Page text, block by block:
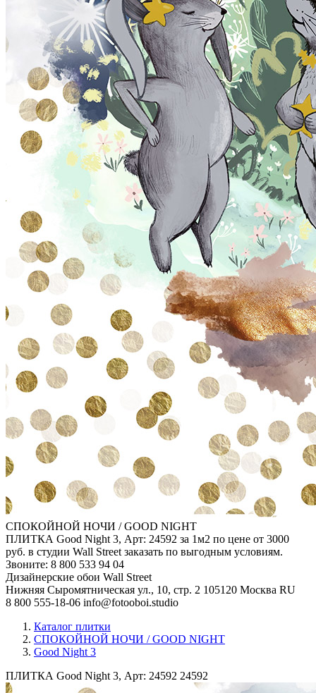
СПОКОЙНОЙ НОЧИ / GOOD NIGHT
ПЛИТКА Good Night 3, Арт: 24592 за 1м2 по цене от 3000
руб. в студии Wall Street заказать по выгодным условиям.
Звоните: 8 800 533 94 04
Дизайнерские обои Wall Street
Нижняя Сыромятническая ул., 10, стр. 2 105120 Москва RU
8 800 555-18-06 info@fotooboi.studio
Каталог плитки
СПОКОЙНОЙ НОЧИ / GOOD NIGHT
Good Night 3
ПЛИТКА Good Night 3, Арт: 24592 24592